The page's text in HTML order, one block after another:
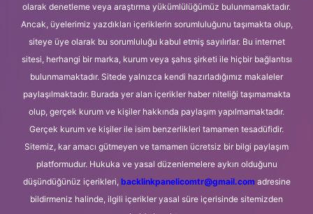
olarak denetleme veya araştırma yükümlülüğümüz bulunmamaktadır.
Ancak, üyelerimiz yazdıkları içeriklerin sorumluluğunu taşımakta olup,
siteye üye olarak bu sorumluluğu kabul etmiş sayılırlar. Bu internet
sitesi, herhangi bir marka, kurum veya şahıs şirketi ile hiçbir bağlantısı
bulunmamaktadır. Sitede yalnızca kendi hazırladığımız makaleler
paylaşılmaktadır. Burada yer alan içerikler haber niteliği taşımamakta
olup, gerçek kurum ve kişiler hakkında paylaşım yapılmamaktadır.
Gerçek kurum ve kişiler ile isim benzerlikleri tamamen tesadüfidir.
Sitemiz, kar amacı gütmeyen ve tamamen ücretsiz bir bilgi paylaşım
platformudur. Hukuka ve yasal düzenlemelere aykırı olduğunu
düşündüğünüz içerikleri, backlinkpanelicomtr@gmail.comadresine
bildirmeniz halinde, ilgili içerikler yasal süre içerisinde sitemizden